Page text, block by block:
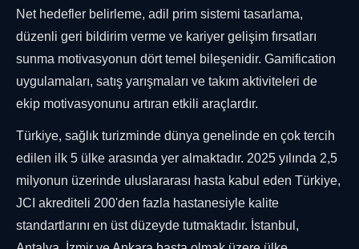
Net hedefler belirleme, adil prim sistemi tasarlama,
düzenli geri bildirim verme ve kariyer gelişim fırsatları
sunma motivasyonun dört temel bileşenidir. Gamification
uygulamaları, satış yarışmaları ve takım aktiviteleri de
ekip motivasyonunu artıran etkili araçlardır.
Türkiye, sağlık turizminde dünya genelinde en çok tercih
edilen ilk 5 ülke arasında yer almaktadır. 2025 yılında 2,5
milyonun üzerinde uluslararası hasta kabul eden Türkiye,
JCI akrediteli 200'den fazla hastanesiyle kalite
standartlarını en üst düzeyde tutmaktadır. İstanbul,